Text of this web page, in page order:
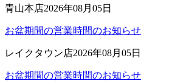
青山本店2026年08月05日
お盆期間の営業時間のお知らせ
レイクタウン店2026年08月05日
お盆期間の営業時間のお知らせ